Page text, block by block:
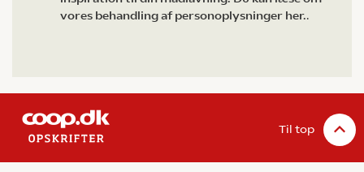
vores behandling af personoplysninger her..
Til top